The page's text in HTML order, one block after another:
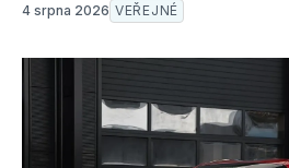
4 srpna 2026 VEŘEJNÉ